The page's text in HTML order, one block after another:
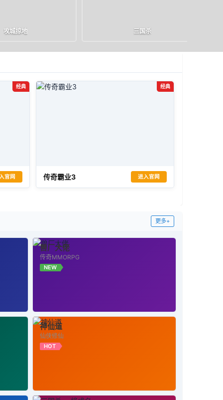
攻城掠地
🎁 礼包 🏠 官网
三国杀
▶ 进入游戏 🎁 礼包 🏠 官网
经典
官网
经典
传奇霸业3 进入官网
更多+
兽厂大佬
传奇MMORPG
NEW
神仙道
仙侠修仙
HOT